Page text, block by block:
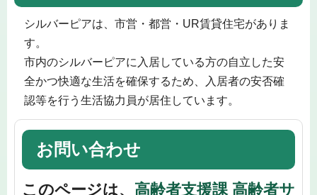
シルバーピアは、市営・都営・UR賃貸住宅がありま
す。
市内のシルバーピアに入居している方の自立した安
全かつ快適な生活を確保するため、入居者の安否確
認等を行う生活協力員が居住しています。
お問い合わせ
このページは、 高齢者支援課 高齢者サ